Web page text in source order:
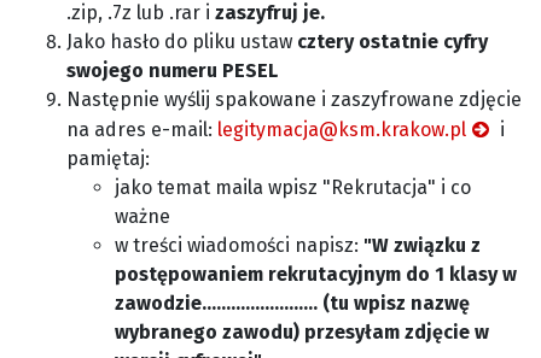
.zip, .7z lub .rar i zaszyfruj je.
Jako hasło do pliku ustaw cztery ostatnie cyfry
swojego numeru PESEL
Następnie wyślij spakowane i zaszyfrowane zdjęcie
na adres e-mail: legitymacja@ksm.krakow.pl
i
pamiętaj:
jako temat maila wpisz "Rekrutacja" i co
ważne
w treści wiadomości napisz: "W związku z
postępowaniem rekrutacyjnym do 1 klasy w
zawodzie........................ (tu wpisz nazwę
wybranego zawodu) przesyłam zdjęcie w